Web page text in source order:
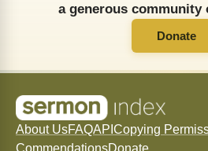
a generous community
Donate
About UsFAQAPI Copying